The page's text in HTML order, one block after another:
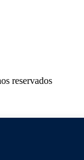
reservados